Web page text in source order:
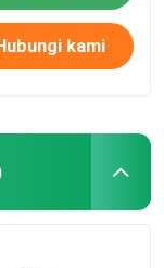
kami